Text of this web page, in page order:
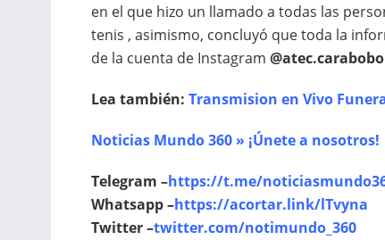
en el que hizo un llamado a todas las
tenis , asimismo, concluyó que toda la
de la cuenta de Instagram @atec.carabobo
Lea también: Transmision en Vivo
Noticias Mundo 360 » ¡Únete a nosotros!
Telegram –https://t.me/
Whatsapp –https://acortar.link/lTvyna
Twitter –twitter.com/notimundo_360